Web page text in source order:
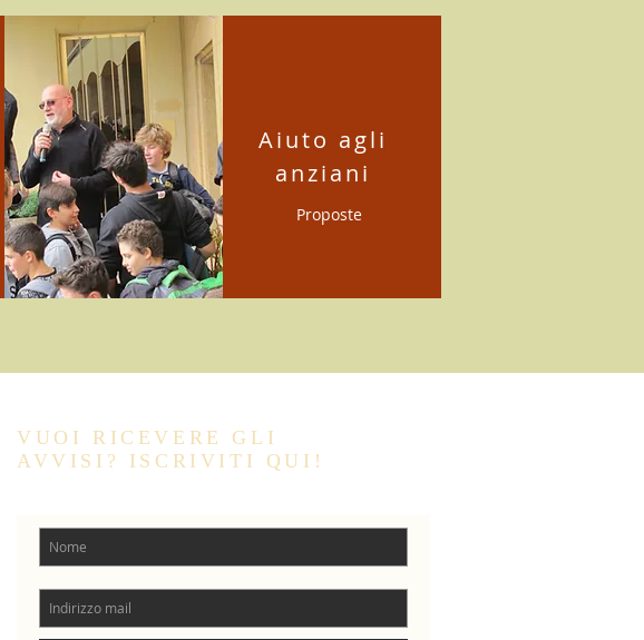
Aiuto agli
anziani
Proposte
VUOI RICEVERE GLI
AVVISI? ISCRIVITI QUI!